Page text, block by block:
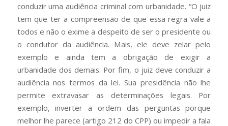
conduzir uma audiência criminal com urbanidade. “O juiz
tem que ter a compreensão de que essa regra vale a
todos e não o exime a despeito de ser o presidente ou
o condutor da audiência. Mais, ele deve zelar pelo
exemplo e ainda tem a obrigação de exigir a
urbanidade dos demais. Por fim, o juiz deve conduzir a
audiência nos termos da lei. Sua presidência não lhe
permite extravasar as determinações legais. Por
exemplo, inverter a ordem das perguntas porque
melhor lhe parece (artigo 212 do CPP) ou impedir a fala